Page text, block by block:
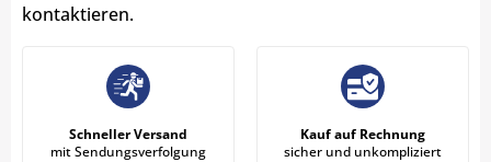
kontaktieren.
Schneller Versand
mit Sendungsverfolgung
Kauf auf Rechnung
sicher und unkompliziert